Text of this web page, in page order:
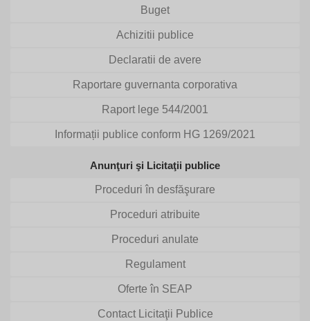
Buget
Achizitii publice
Declaratii de avere
Raportare guvernanta corporativa
Raport lege 544/2001
Informații publice conform HG 1269/2021
Anunţuri şi Licitaţii publice
Proceduri în desfăşurare
Proceduri atribuite
Proceduri anulate
Regulament
Oferte în SEAP
Contact Licitaţii Publice